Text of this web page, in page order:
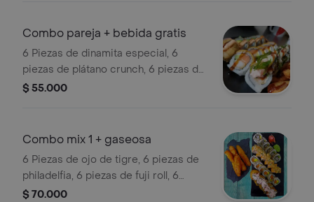
Combo pareja + bebida gratis
6 Piezas de dinamita especial, 6
piezas de plátano crunch, 6 piezas de
nakata, acompañado de 6 piezas de
$ 55.000
Combo mix 1 + gaseosa
6 Piezas de ojo de tigre, 6 piezas de
philadelfia, 6 piezas de fuji roll, 6
piezas de tempura roll, acompañado
$ 70.000